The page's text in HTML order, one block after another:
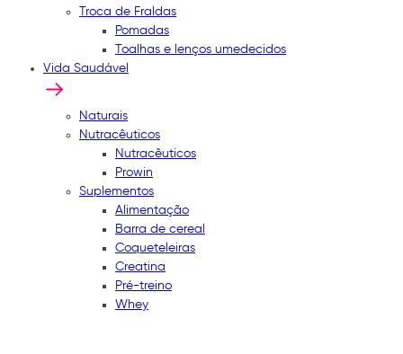
Troca de Fraldas
Pomadas
Toalhas e lenços umedecidos
Vida Saudável
Naturais
Nutracêuticos
Nutracêuticos
Prowin
Suplementos
Alimentação
Barra de cereal
Coqueteleiras
Creatina
Pré-treino
Whey